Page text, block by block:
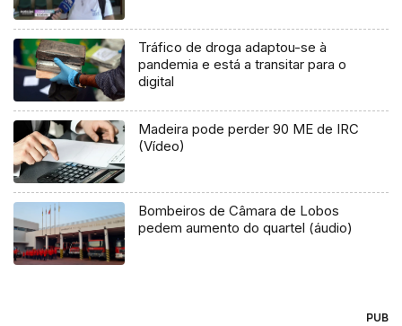
Tráfico de droga adaptou-se à
pandemia e está a transitar para o
digital
Madeira pode perder 90 ME de IRC
(Vídeo)
Bombeiros de Câmara de Lobos
pedem aumento do quartel (áudio)
PUB